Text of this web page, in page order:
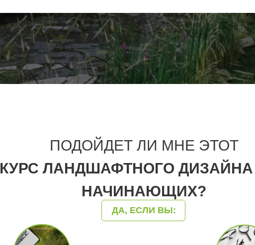
ДА, ЕСЛИ ВЫ:
ПОДОЙДЕТ ЛИ МНЕ ЭТОТ
КУРС ЛАНДШАФТНОГО
НАЧИНАЮЩИХ?